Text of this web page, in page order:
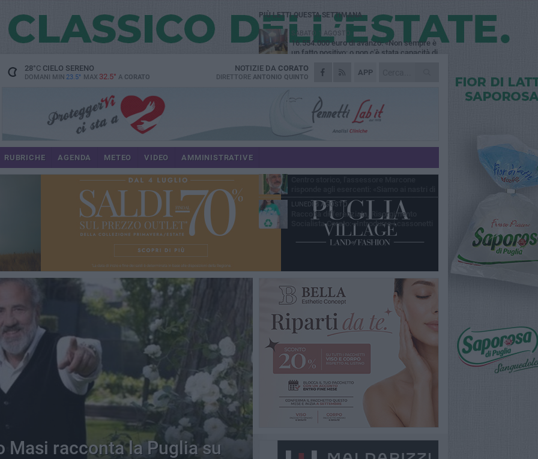
28°CCIELO SERENO
DOMANI MIN 23.5° MAX 32.5° A CORATO
APP
NOTIZIE DA CORATO
DIRETTORE ANTONIO QUINTO
RUBRICHE AGENDA METEO VIDEO AMMINISTRATIVE
Masi racconta la Puglia su
PIÙ LETTI QUESTA SETTIMANA
SABATO 1 AGOSTO
16.554.000 euro di avanzo: «Non sempre è
un fatto positivo: o non c'è stata capacità di
VENERDÌ 31 LUGLIO
Via Dante, aiuole nel degrado: tra incuria
VENERDÌ 31 LUGLIO
Corato, le attività chiedono di accelerare
sul calendario estivo: «Gli eventi generano
presenze, consumi e nuove opportunità»
MERCOLEDÌ 5 AGOSTO
Chiuso momentaneamente distributore di
SABATO 1 AGOSTO
partenza»
LUNEDÌ 3 AGOSTO
Raccolta differenziata, Risorgimento
Socialista Corato: «Introdurre i cassonetti